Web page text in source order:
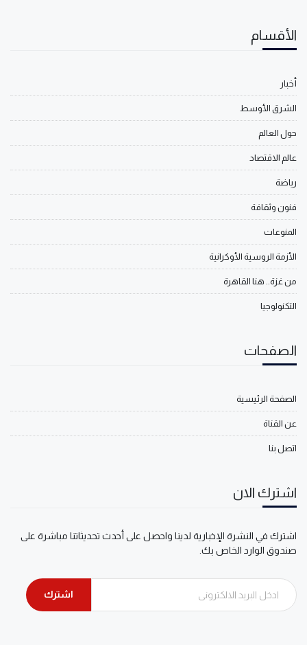
الأقسام
أخبار
الشرق الأوسط
حول العالم
عالم الاقتصاد
رياضة
فنون وثقافة
المنوعات
الأزمة الروسية الأوكرانية
من غزة.. هنا القاهرة
التكنولوجيا
الصفحات
الصفحة الرئيسية
عن القناة
اتصل بنا
اشترك الان
اشترك في النشرة الإخبارية لدينا واحصل على أحدث تحديثاتنا مباشرة على
صندوق الوارد الخاص بك.
اشترك